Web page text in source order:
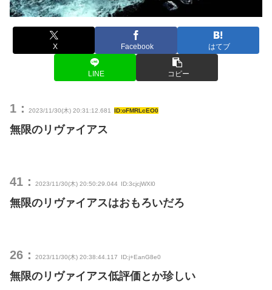
X Facebook はてブ
LINE コピー
1： 2023/11/30(木) 20:31:12.681 ID:oFMRLcEO0
無限のリヴァイアス
41： 2023/11/30(木) 20:50:29.044 ID:3cjcjWXl0
無限のリヴァイアスはおもろいだろ
26： 2023/11/30(木) 20:38:44.117 ID:j+EanG8e0
無限のリヴァイアス低評価とか珍しい